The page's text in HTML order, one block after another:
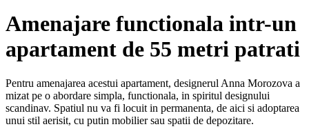
Amenajare functionala intr-un
apartament de 55 metri patrati
Pentru amenajarea acestui apartament, designerul Anna Morozova a
mizat pe o abordare simpla, functionala, in spiritul designului
scandinav. Spatiul nu va fi locuit in permanenta, de aici si adoptarea
unui stil aerisit, cu putin mobilier sau spatii de depozitare.